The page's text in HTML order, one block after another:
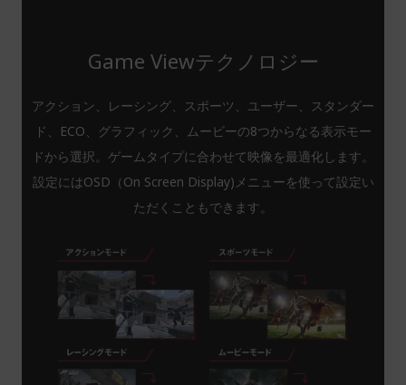
Game Viewテクノロジー
アクション、レーシング、スポーツ、ユーザー、スタンダー
ド、ECO、グラフィック、ムービーの8つからなる表示モー
ドから選択。ゲームタイプに合わせて映像を最適化します。
設定にはOSD（On Screen Display)メニューを使って設定い
ただくこともできます。